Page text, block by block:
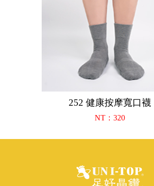
252 健康按摩寬口襪
NT：320